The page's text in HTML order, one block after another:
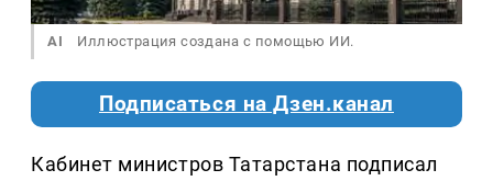
AI Иллюстрация создана с помощью ИИ.
Подписаться на Дзен.канал
Кабинет министров Татарстана подписал